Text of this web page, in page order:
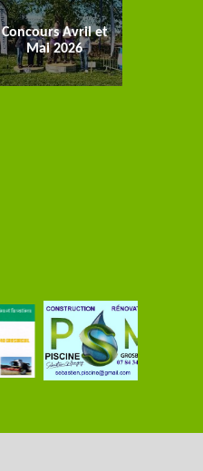
Concours Avril et
Mai 2026